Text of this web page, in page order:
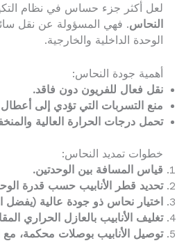
لعل أكثر جزء حساس في نظام
النحاس. فهي المسؤولة عن نقل
الوحدة الداخلية والخارجية.
أهمية جودة النحاس:
نقل فعال للفريون دون فاقد.
منع التسربات التي تؤدي إلى
تحمل درجات الحرارة العالية
خطوات تمديد النحاس:
قياس المسافة بين الوحدتين.
تحديد قطر الأنابيب حسب قدرة الوحدة (1 طن،
اختيار نحاس ذو جودة عالية (يفضل
تغليف الأنابيب بالعازل الحراري
توصيل الأنابيب بوصلات محكمة، مع